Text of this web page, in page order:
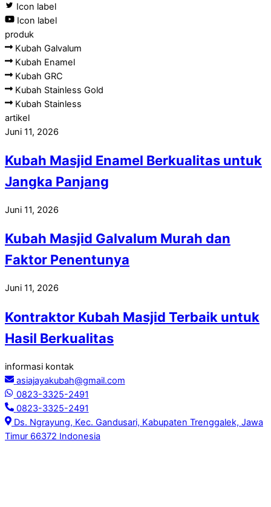
Icon label
Icon label
produk
Kubah Galvalum
Kubah Enamel
Kubah GRC
Kubah Stainless Gold
Kubah Stainless
artikel
Juni 11, 2026
Kubah Masjid Enamel Berkualitas untuk
Jangka Panjang
Juni 11, 2026
Kubah Masjid Galvalum Murah dan
Faktor Penentunya
Juni 11, 2026
Kontraktor Kubah Masjid Terbaik untuk
Hasil Berkualitas
informasi kontak
asiajayakubah@gmail.com
0823-3325-2491
0823-3325-2491
Ds. Ngrayung, Kec. Gandusari, Kabupaten Trenggalek, Jawa
Timur 66372 Indonesia